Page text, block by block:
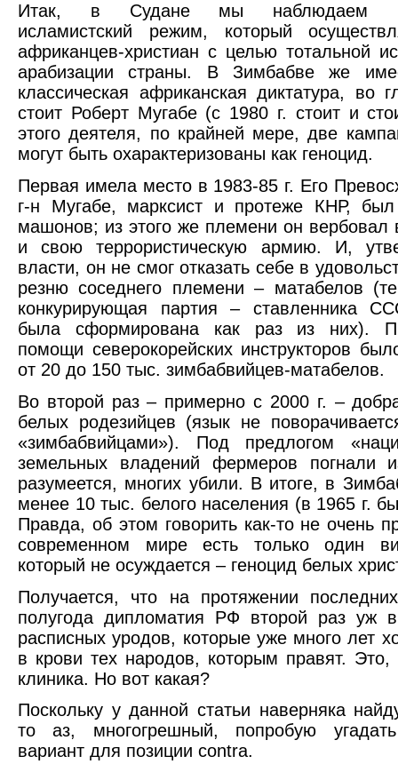
Итак, в Судане мы наблюдаем
исламистский режим, который
африканцев-христиан с целью тотальной
арабизации страны. В Зимбабве же
классическая африканская диктатура, во
стоит Роберт Мугабе (с 1980 г. стоит и
этого деятеля, по крайней мере, две
могут быть охарактеризованы как геноцид.
Первая имела место в 1983-85 г. Его
г-н Мугабе, марксист и протеже КНР,
машонов; из этого же племени он вербовал
и свою террористическую армию. И,
власти, он не смог отказать себе в
резню соседнего племени – матабелов
конкурирующая партия – ставленника
была сформирована как раз из них).
помощи северокорейских инструкторов
от 20 до 150 тыс. зимбабвийцев-матабелов.
Во второй раз – примерно с 2000 г. –
белых родезийцев (язык не
«зимбабвийцами»). Под предлогом
земельных владений фермеров погнали
разумеется, многих убили. В итоге, в
менее 10 тыс. белого населения (в 1965 г.
Правда, об этом говорить как-то не очень
современном мире есть только один
который не осуждается – геноцид белых
Получается, что на протяжении
полугода дипломатия РФ второй раз уж
расписных уродов, которые уже много лет
в крови тех народов, которым правят. Это,
клиника. Но вот какая?
Поскольку у данной статьи наверняка
то аз, многогрешный, попробую
вариант для позиции contra.